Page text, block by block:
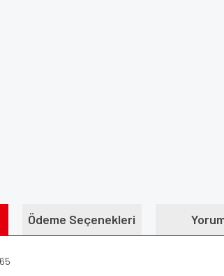
Ödeme Seçenekleri